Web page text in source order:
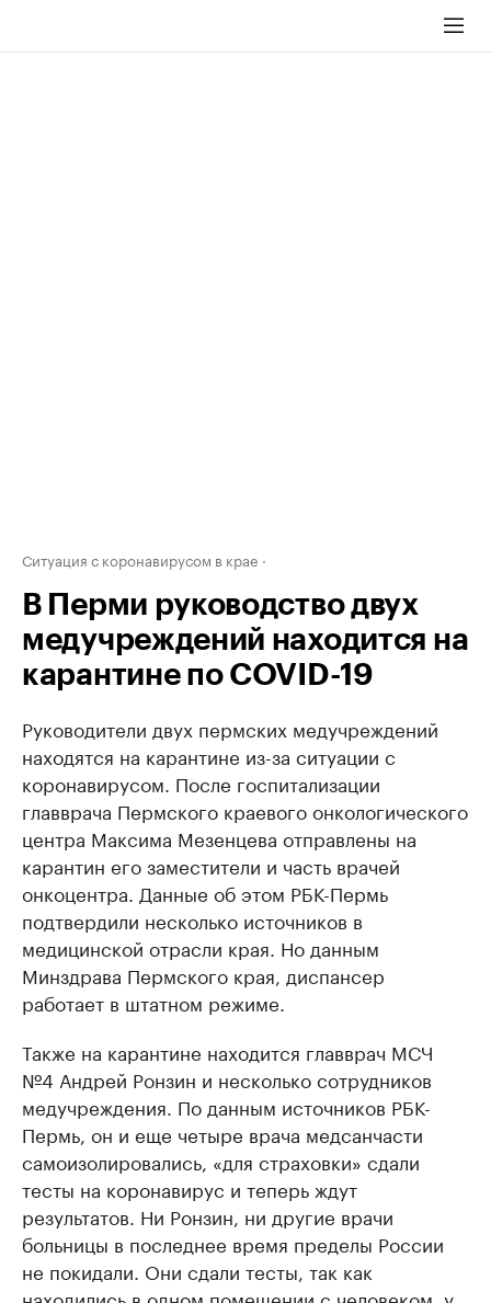
Ситуация с коронавирусом в крае
В Перми руководство двух
медучреждений находится на
карантине по COVID-19
Руководители двух пермских медучреждений
находятся на карантине из-за ситуации с
коронавирусом. После госпитализации
главврача Пермского краевого онкологического
центра Максима Мезенцева отправлены на
карантин его заместители и часть врачей
онкоцентра. Данные об этом РБК-Пермь
подтвердили несколько источников в
медицинской отрасли края. Но данным
Минздрава Пермского края, диспансер
работает в штатном режиме.
Также на карантине находится главврач МСЧ
№4 Андрей Ронзин и несколько сотрудников
медучреждения. По данным источников РБК-
Пермь, он и еще четыре врача медсанчасти
самоизолировались, «для страховки» сдали
тесты на коронавирус и теперь ждут
результатов. Ни Ронзин, ни другие врачи
больницы в последнее время пределы России
не покидали. Они сдали тесты, так как